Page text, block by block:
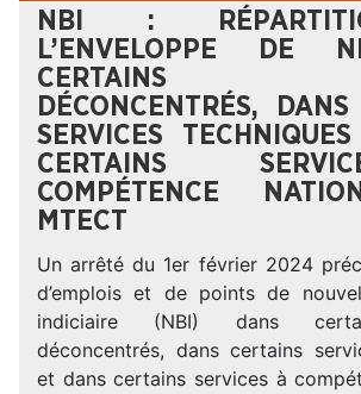
NBI :
L’ENVELOPPE DE
CERTAINS
DÉCONCENTRÉS,
SERVICES
CERTAINS
COMPÉTENCE
MTECT
Un arrêté du 1er février 2024
d’emplois et de points de
indiciaire (NBI) dans
déconcentrés, dans certains
et dans certains services à